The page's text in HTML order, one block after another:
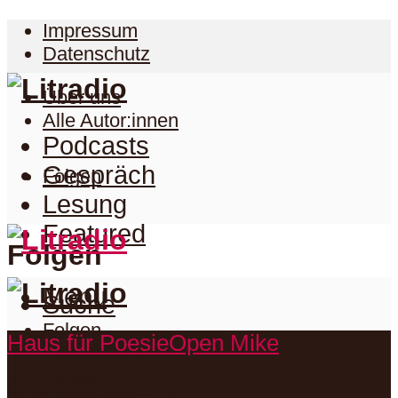
Impressum
Datenschutz
Über uns
Alle Autor:innen
Folgen
Folgen
Folgen
Facebook
Podcasts
Gespräch
Lesung
Featured
Menu
Suche
Podcasts
Haus für PoesieOpen Mike